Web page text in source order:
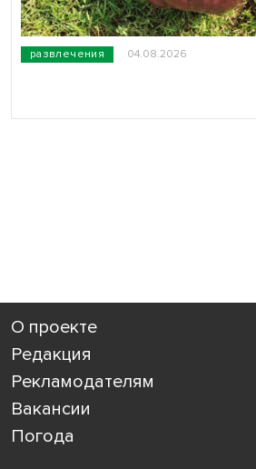
развлечения 04.08.2026
О проекте
Редакция
Рекламодателям
Вакансии
Погода